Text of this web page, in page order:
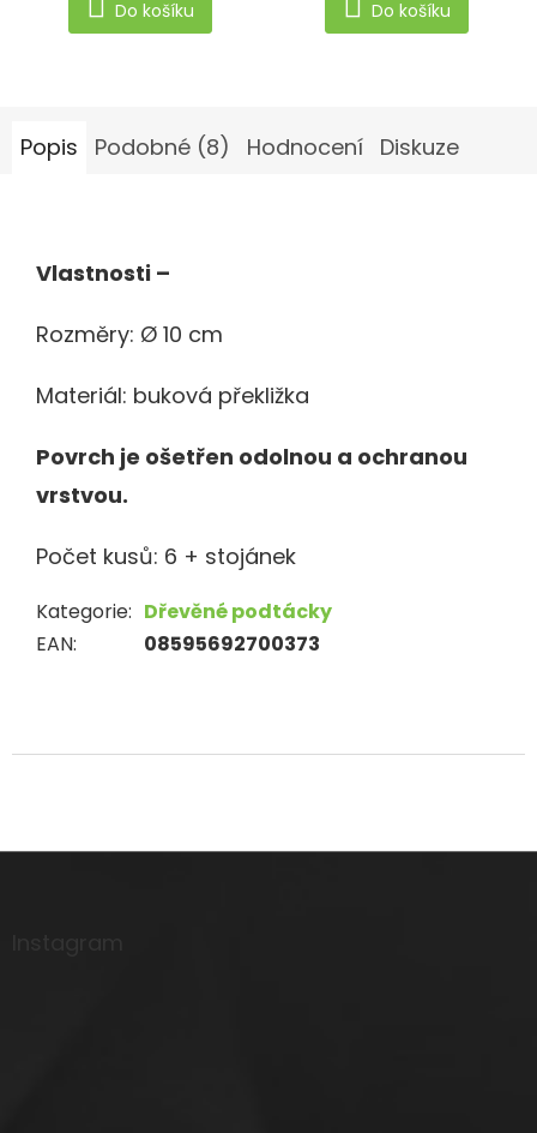
Do košíku Do košíku
Popis Podobné (8) Hodnocení Diskuze
Vlastnosti –
Rozměry: Ø 10 cm
Materiál: buková překližka
Povrch je ošetřen odolnou a ochranou
vrstvou.
Počet kusů: 6 + stojánek
Kategorie: Dřevěné podtácky
EAN: 08595692700373
Z